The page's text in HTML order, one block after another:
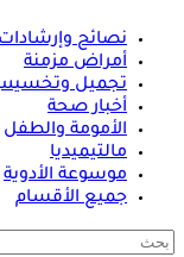
نصائح
أمراض مزمنة
تجميل
أخبار صحة
الأمومة والطفل
مالتيميديا
موسوعة الأدوية
جميع الأقسام